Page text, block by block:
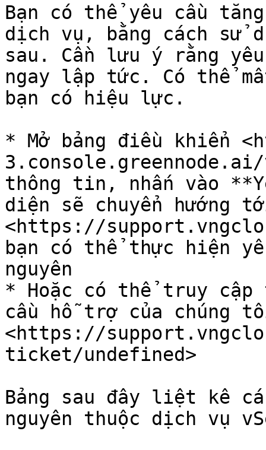
Bạn có thể yêu cầu tăng
dịch vụ, bằng cách sử
sau. Cần lưu ý rằng
ngay lập tức. Có thể
bạn có hiệu lực.
* Mở bảng điều khiển
thông tin, nhấn vào
diện sẽ chuyển hướng
<https://
bạn có thể thực hiện
nguyên
* Hoặc có thể truy
cầu hỗ trợ của chúng
<https://
ticket/undefined>
Bảng sau đây liệt kê
nguyên thuộc dịch vụ